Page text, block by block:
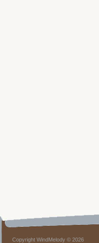
Copyright WindMelody © 2026